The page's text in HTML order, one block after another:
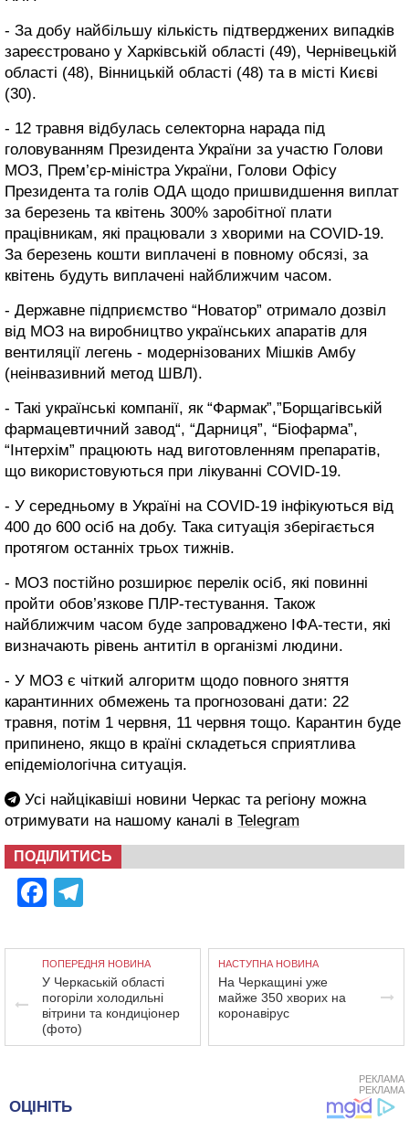
- За добу найбільшу кількість підтверджених випадків
зареєстровано у Харківській області (49), Чернівецькій
області (48), Вінницькій області (48) та в місті Києві
(30).
- 12 травня відбулась селекторна нарада під
головуванням Президента України за участю Голови
МОЗ, Прем’єр-міністра України, Голови Офісу
Президента та голів ОДА щодо пришвидшення виплат
за березень та квітень 300% заробітної плати
працівникам, які працювали з хворими на COVID-19.
За березень кошти виплачені в повному обсязі, за
квітень будуть виплачені найближчим часом.
- Державне підприємство “Новатор” отримало дозвіл
від МОЗ на виробництво українських апаратів для
вентиляції легень - модернізованих Мішків Амбу
(неінвазивний метод ШВЛ).
- Такі українські компанії, як “Фармак”,”Борщагівській
фармацевтичний завод“, “Дарниця”, “Біофарма”,
“Інтерхім” працюють над виготовленням препаратів,
що використовуються при лікуванні COVID-19.
- У середньому в Україні на COVID-19 інфікуються від
400 до 600 осіб на добу. Така ситуація зберігається
протягом останніх трьох тижнів.
- МОЗ постійно розширює перелік осіб, які повинні
пройти обов’язкове ПЛР-тестування. Також
найближчим часом буде запроваджено ІФА-тести, які
визначають рівень антитіл в організмі людини.
- У МОЗ є чіткий алгоритм щодо повного зняття
карантинних обмежень та прогнозовані дати: 22
травня, потім 1 червня, 11 червня тощо. Карантин буде
припинено, якщо в країні складеться сприятлива
епідеміологічна ситуація.
Усі найцікавіші новини Черкас та регіону можна
отримувати на нашому каналі в Telegram
ПОДІЛИТИСЬ
Facebook
ПОПЕРЕДНЯ НОВИНА
У Черкаській області
погоріли холодильні
вітрини та кондиціонер
(фото)
НАСТУПНА НОВИНА
На Черкащині уже
майже 350 хворих на
коронавірус
РЕКЛАМА
РЕКЛАМА